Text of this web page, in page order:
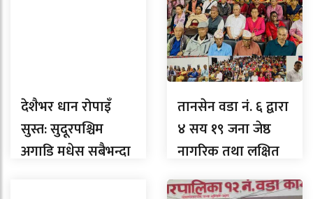
देशैभर धान रोपाइँ
सुस्त: सुदूरपश्चिम
अगाडि मधेस सबैभन्दा
तानसेन वडा नं. ६ द्वारा
४ सय १९ जना जेष्ठ
नागरिक तथा लक्षित
वर्गलाई सम्मान